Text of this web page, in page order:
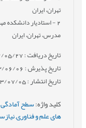
تهران، ایران
2- استادیار دانشکده
مدرس، تهران، ایران
تاریخ دریافت : 1402/05/27
تاریخ پذیرش : 1403/06/06
تاریخ انتشار : 1403/07/05
کلید واژه:سطح آمادگی
های علم و فناوری,